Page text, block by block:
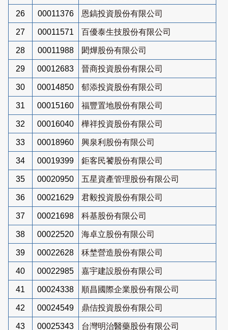
26 00011376 恩鎬投資股份有限公司
27 00011571 百優泰生技股份有限公司
28 00011988 閎燁股份有限公司
29 00012683 晉商投資股份有限公司
30 00014850 郁添投資股份有限公司
31 00015160 福豐置地股份有限公司
32 00016040 樺祥投資股份有限公司
33 00018960 興泉利股份有限公司
34 00019399 鉅客民饕股份有限公司
35 00020950 五星資產管理股份有限公司
36 00021629 君毅投資股份有限公司
37 00021698 科基股份有限公司
38 00022520 海卓立股份有限公司
39 00022628 秝埜營造股份有限公司
40 00022985 嘉宇建設股份有限公司
41 00024338 順昌國際企業股份有限公司
42 00024549 鼎佶投資股份有限公司
43 00025343 台灣明治醫藥股份有限公司